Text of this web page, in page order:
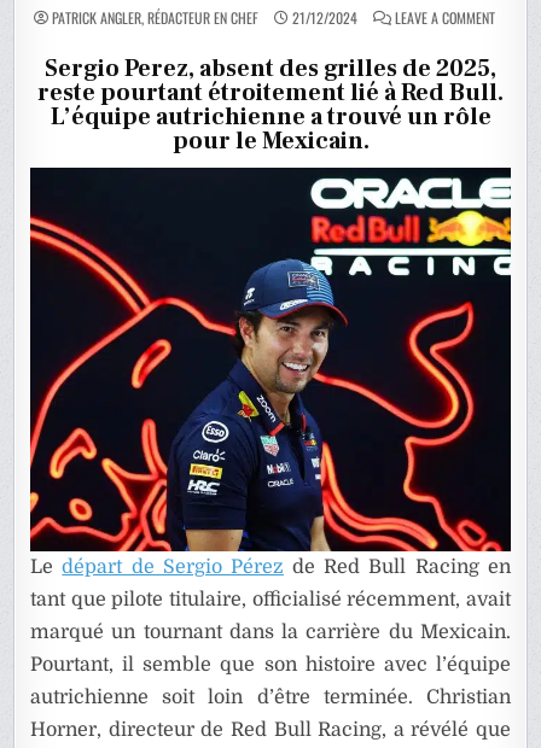
PATRICK ANGLER, RÉDACTEUR EN CHEF 21/12/2024 LEAVE A COMMENTON
DE
MÊME
POUR
2025
Sergio Perez, absent des grilles de 2025,
reste pourtant étroitement lié à Red Bull.
L’équipe autrichienne a trouvé un rôle
pour le Mexicain.
Ledépart de Sergio Pérez de Red Bull Racing en
tant que pilote titulaire, officialisé récemment, avait
marqué un tournant dans la carrière du Mexicain.
Pourtant, il semble que son histoire avec l’équipe
autrichienne soit loin d’être terminée. Christian
Horner, directeur de Red Bull Racing, a révélé que